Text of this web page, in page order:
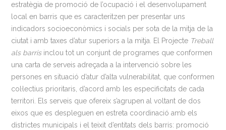
estratègia de promoció de l’ocupació i el desenvolupament
local en barris que es caracteritzen per presentar uns
indicadors socioeconòmics i socials per sota de la mitja de la
ciutat i amb taxes d’atur superiors a la mitja. El Projecte Treball
als barrisinclou tot un conjunt de programes que conformen
una carta de serveis adreçada a la intervenció sobre les
persones en situació d’atur d’alta vulnerabilitat, que conformen
col·lectius prioritaris, d’acord amb les especificitats de cada
territori. Els serveis que ofereix s’agrupen al voltant de dos
eixos que es despleguen en estreta coordinació amb els
districtes municipals i el teixit d’entitats dels barris: promoció